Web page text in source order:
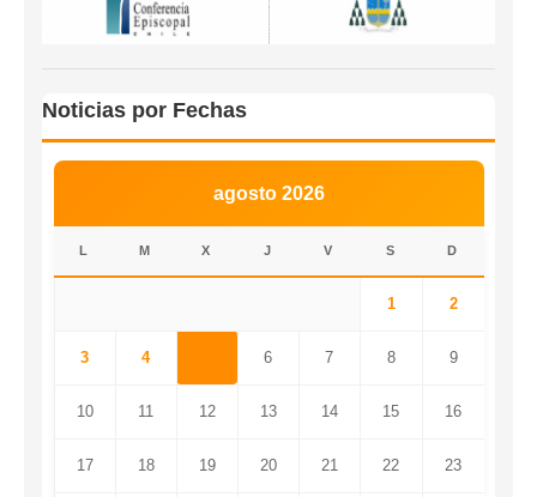
Noticias por Fechas
agosto 2026
L M X J V S D
1 2
3 4 6 7 8 9
10 11 12 13 14 15 16
17 18 19 20 21 22 23